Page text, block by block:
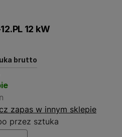
12 kW
brutto
zapas w innym sklepie
przez sztuka